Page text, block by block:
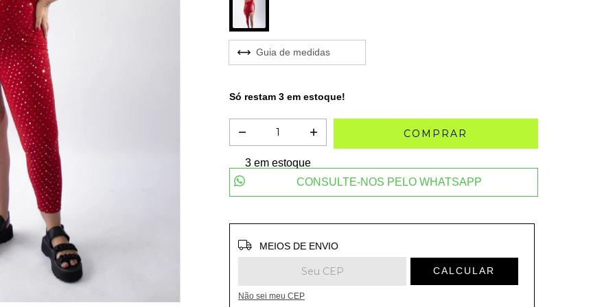
Guia de medidas
Só restam 3 em estoque!
3em estoque
CONSULTE-NOS PELO WHATSAPP
Entregas para o CEP: ALTERAR CEP
MEIOS DE ENVIO
CALCULAR
Não sei meu CEP